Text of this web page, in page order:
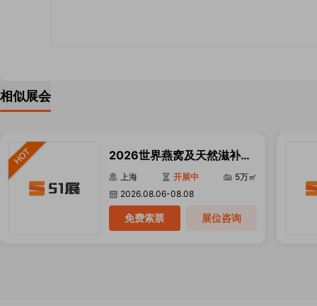
相似展会
2026世界燕窝及天然滋补品
博览会
上海 开展中
5万㎡
2026.08.06-08.08
免费索票 展位咨询